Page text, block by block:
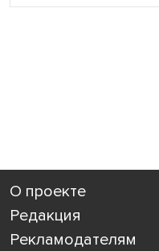
О проекте
Редакция
Рекламодателям